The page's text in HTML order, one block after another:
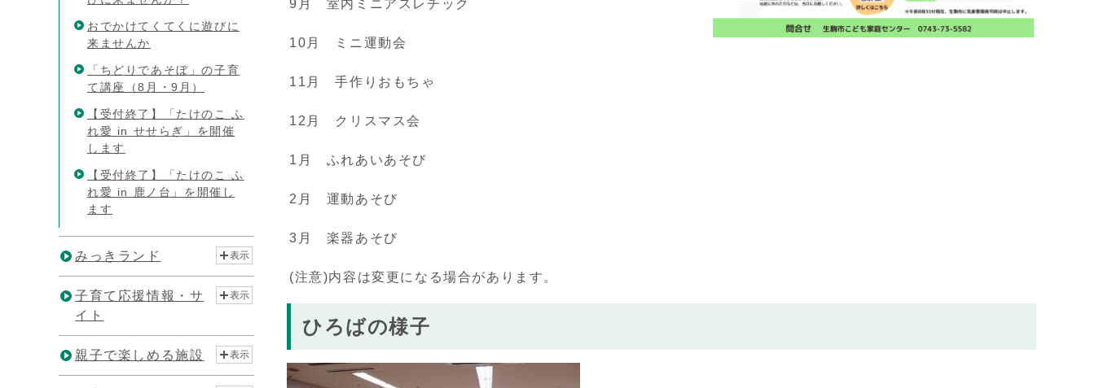
9月 室内ミニアスレチック
10月 ミニ運動会
11月 手作りおもちゃ
12月 クリスマス会
1月 ふれあいあそび
2月 運動あそび
3月 楽器あそび
(注意)内容は変更になる場合があります。
ひろばの様子
おでかけてくてくに遊びに
来ませんか
「ちどりであそぼ」の子育
て講座（8月・9月）
【受付終了】「たけのこ ふ
れ愛 in せせらぎ」を開催
します
【受付終了】「たけのこ ふ
れ愛 in 鹿ノ台」を開催し
ます
みっきランド 表示
子育て応援情報・サ
イト
表示
親子で楽しめる施設 表示